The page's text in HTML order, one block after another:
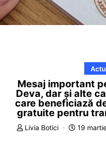
Mesaj important
Deva, dar și alte
care beneficiază
gratuite pentru
Livia Botici 19